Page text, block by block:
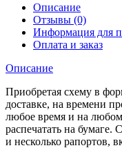
Описание
Отзывы (0)
Информация для
Оплата и заказ
Описание
Приобретая схему в
доставке, на времени
любое время и на
распечатать на бумаге.
и несколько рапортов,